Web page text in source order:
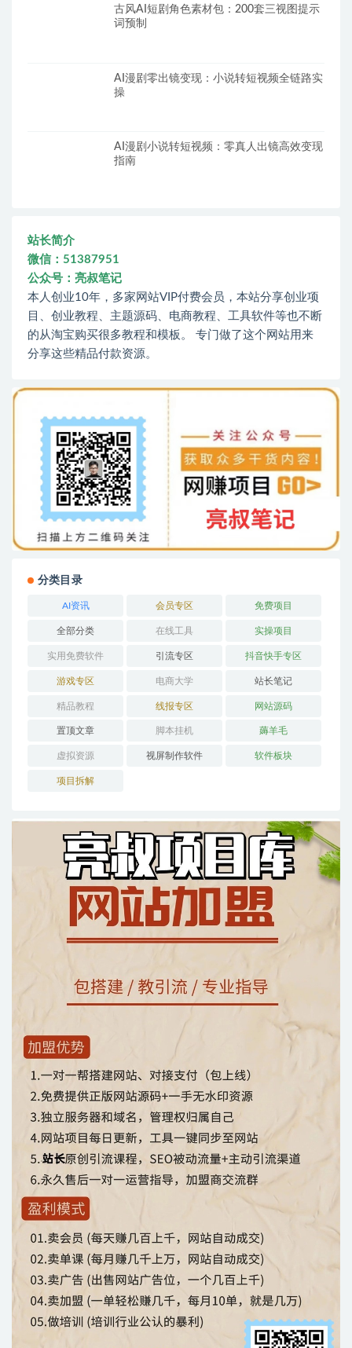
古风AI短剧角色素材包：200套三视图提示
词预制
AI漫剧零出镜变现：小说转短视频全链路实
操
AI漫剧小说转短视频：零真人出镜高效变现
指南
站长简介
微信：51387951
公众号：亮叔笔记
本人创业10年，多家网站VIP付费会员，本站分享创业项
目、创业教程、主题源码、电商教程、工具软件等也不断
的从淘宝购买很多教程和模板。 专门做了这个网站用来
分享这些精品付款资源。
分类目录
AI资讯 会员专区 免费项目
全部分类 在线工具 实操项目
实用免费软件 引流专区 抖音快手专区
游戏专区 电商大学 站长笔记
精品教程 线报专区 网站源码
置顶文章 脚本挂机 薅羊毛
虚拟资源 视屏制作软件 软件板块
项目拆解